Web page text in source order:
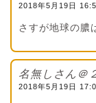
2018年5月19日
さすが地球の膿
名無しさん＠
2018年5月19日